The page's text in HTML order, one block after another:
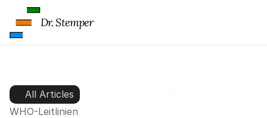
Kinder müssen mehr spielen
All Articles
WHO-Leitlinien
Dr. Stemper